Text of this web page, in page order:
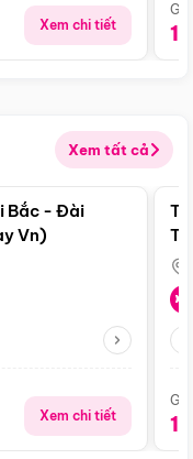
Xem chi tiết
Xem tất cả
Điểm nổi bật
Bắc - Đài
Vn)
Xem chi tiết